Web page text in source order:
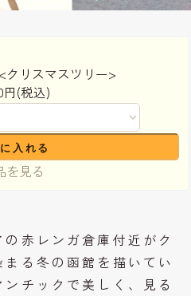
クリスマスツリー>
円(税込)
を見る
赤レンガ倉庫付近がク
る冬の函館を描いてい
チックで美しく、見る